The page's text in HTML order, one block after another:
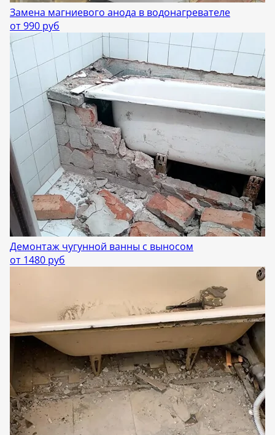
Замена магниевого анода в водонагревателе
от 990 руб
Демонтаж чугунной ванны с выносом
от 1480 руб